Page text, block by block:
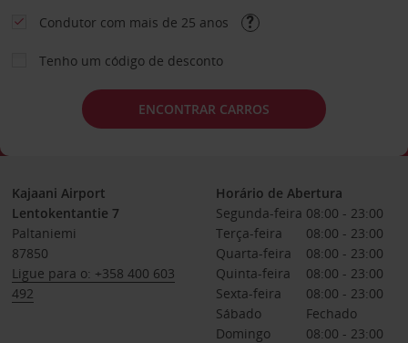
Condutor com mais de 25 anos
Tenho um código de desconto
ENCONTRAR CARROS
Kajaani Airport
Lentokentantie 7
Paltaniemi
87850
Ligue para o: +358 400 603
492
Horário de Abertura
Segunda-feira 08:00 - 23:00
Terça-feira
08:00 - 23:00
Quarta-feira
08:00 - 23:00
Quinta-feira
08:00 - 23:00
Sexta-feira
08:00 - 23:00
Sábado
Fechado
Domingo
08:00 - 23:00